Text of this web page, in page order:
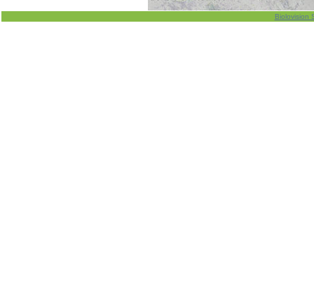
Biolovision